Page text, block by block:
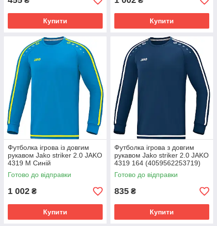
Купити Купити
Футболка ігрова із довгим
рукавом Jako striker 2.0 JAKO
4319 M Синій
(4059562253634) 4319-89
Готово до відправки
1 002 ₴
Купити
Футболка ігрова з довгим
рукавом Jako striker 2.0 JAKO
4319 164 (4059562253719)
4319-99
Готово до відправки
835 ₴
Купити